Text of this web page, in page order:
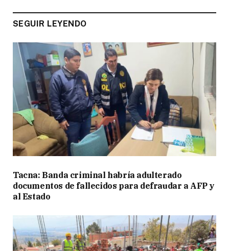
SEGUIR LEYENDO
Tacna: Banda criminal habría adulterado
documentos de fallecidos para defraudar a AFP y
al Estado